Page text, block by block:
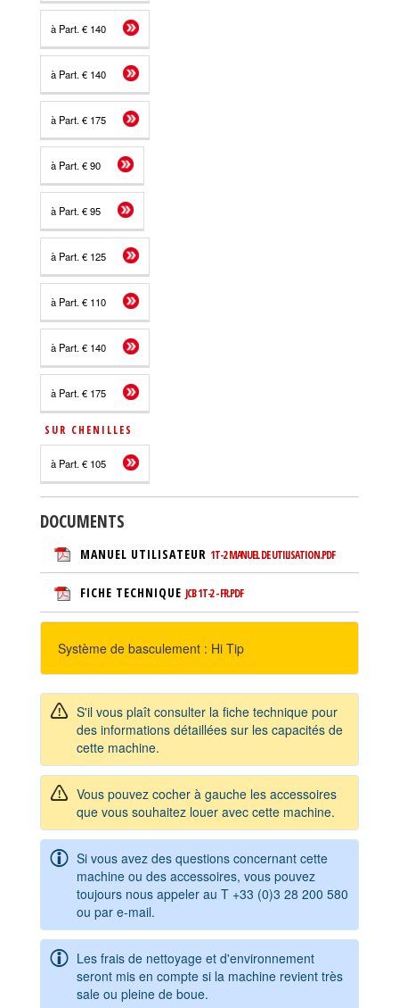
à Part. € 140
à Part. € 140
à Part. € 175
à Part. € 90
à Part. € 95
à Part. € 125
à Part. € 110
à Part. € 140
à Part. € 175
SUR CHENILLES
à Part. € 105
DOCUMENTS
MANUEL UTILISATEUR 1T-2 MANUEL DE UTILISATION.PDF
FICHE TECHNIQUE JCB 1T-2 - FR.PDF
Système de basculement : Hi Tip
S'il vous plaît consulter la fiche technique pour
des informations détaillées sur les capacités de
cette machine.
Vous pouvez cocher à gauche les accessoires
que vous souhaitez louer avec cette machine.
Si vous avez des questions concernant cette
machine ou des accessoires, vous pouvez
toujours nous appeler au T +33 (0)3 28 200 580
ou par e-mail.
Les frais de nettoyage et d'environnement
seront mis en compte si la machine revient très
sale ou pleine de boue.